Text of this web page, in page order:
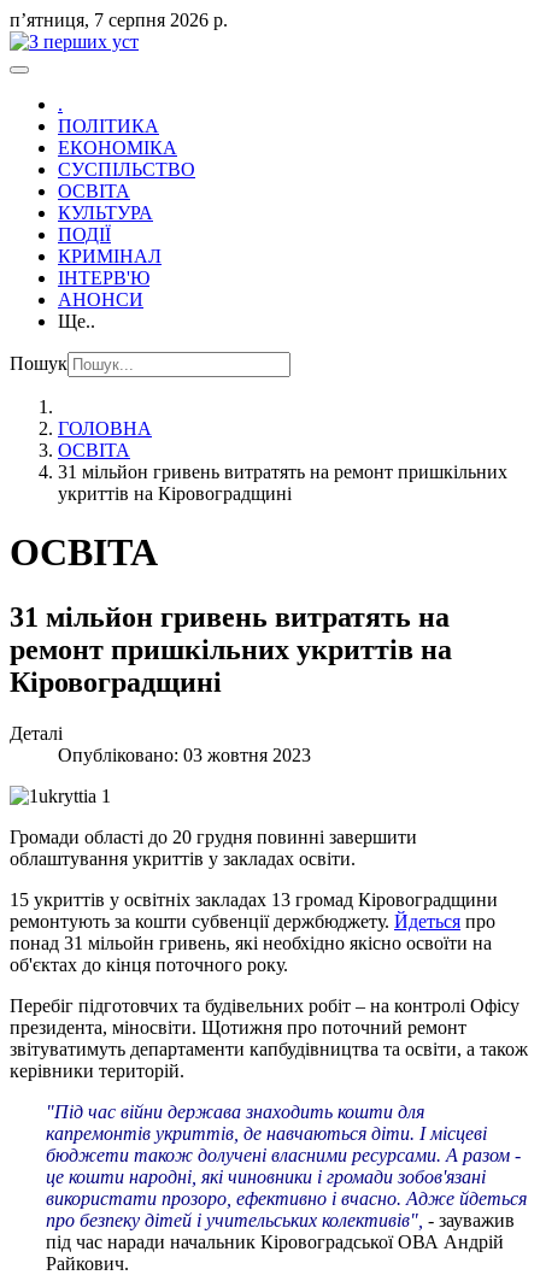
пʼятниця, 7 серпня 2026 р.
.
ПОЛІТИКА
ЕКОНОМІКА
СУСПІЛЬСТВО
ОСВІТА
КУЛЬТУРА
ПОДІЇ
КРИМІНАЛ
ІНТЕРВ'Ю
АНОНСИ
Ще..
Пошук
ГОЛОВНА
ОСВІТА
31 мільйон гривень витратять на ремонт пришкільних
укриттів на Кіровоградщині
ОСВІТА
31 мільйон гривень витратять на
ремонт пришкільних укриттів на
Кіровоградщині
Деталі
Опубліковано: 03 жовтня 2023
Громади області до 20 грудня повинні завершити
облаштування укриттів у закладах освіти.
15 укриттів у освітніх закладах 13 громад Кіровоградщини
ремонтують за кошти субвенції держбюджету. Йдеться про
понад 31 мільойн гривень, які необхідно якісно освоїти на
об'єктах до кінця поточного року.
Перебіг підготовчих та будівельних робіт – на контролі Офісу
президента, міносвіти. Щотижня про поточний ремонт
звітуватимуть департаменти капбудівництва та освіти, а також
керівники територій.
"Під час війни держава знаходить кошти для
капремонтів укриттів, де навчаються діти. І місцеві
бюджети також долучені власними ресурсами. А разом -
це кошти народні, які чиновники і громади зобов'язані
використати прозоро, ефективно і вчасно. Адже йдеться
про безпеку дітей і учительських колективів", - зауважив
під час наради начальник Кіровоградської ОВА Андрій
Райкович.